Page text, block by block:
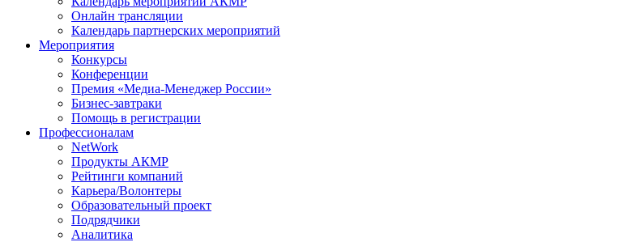
Онлайн трансляции
Календарь партнерских мероприятий
Мероприятия
Конкурсы
Конференции
Премия «Медиа-Менеджер России»
Бизнес-завтраки
Помощь в регистрации
Профессионалам
NetWork
Продукты АКМР
Рейтинги компаний
Карьера/Волонтеры
Образовательный проект
Подрядчики
Аналитика